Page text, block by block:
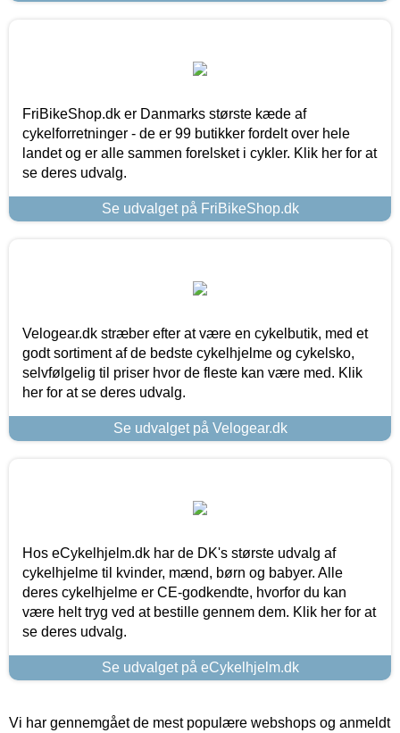
FriBikeShop.dk er Danmarks største kæde af
cykelforretninger - de er 99 butikker fordelt over hele
landet og er alle sammen forelsket i cykler. Klik her for at
se deres udvalg.
Se udvalget på FriBikeShop.dk
Velogear.dk stræber efter at være en cykelbutik, med et
godt sortiment af de bedste cykelhjelme og cykelsko,
selvfølgelig til priser hvor de fleste kan være med. Klik
her for at se deres udvalg.
Se udvalget på Velogear.dk
Hos eCykelhjelm.dk har de DK's største udvalg af
cykelhjelme til kvinder, mænd, børn og babyer. Alle
deres cykelhjelme er CE-godkendte, hvorfor du kan
være helt tryg ved at bestille gennem dem. Klik her for at
se deres udvalg.
Se udvalget på eCykelhjelm.dk
Vi har gennemgået de mest populære webshops og anmeldt